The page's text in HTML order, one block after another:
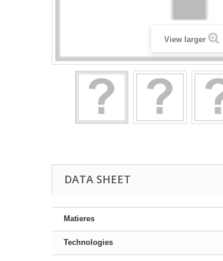
View larger
DATA SHEET
Matieres
Technologies